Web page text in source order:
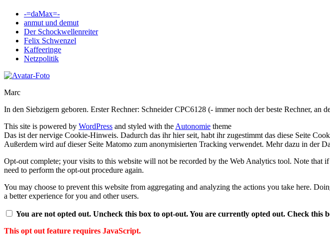
-=daMax=-
anmut und demut
Der Schockwellenreiter
Felix Schwenzel
Kaffeeringe
Netzpolitik
Marc
In den Siebzigern geboren. Erster Rechner: Schneider CPC6128 (- immer noch der beste Rechner, an
This site is powered by WordPress and styled with the Autonomie theme
Das ist der nervige Cookie-Hinweis. Dadurch das ihr hier seit, habt ihr zugestimmt das diese Seite
Außerdem wird auf dieser Seite Matomo zum anonymisierten Tracking verwendet. Mehr dazu in der
Opt-out complete; your visits to this website will not be recorded by the Web Analytics tool. Note
need to perform the opt-out procedure again.
You may choose to prevent this website from aggregating and analyzing the actions you take here.
a better experience for you and other users.
You are not opted out. Uncheck this box to opt-out.You are currently opted out. Check this
This opt out feature requires JavaScript.